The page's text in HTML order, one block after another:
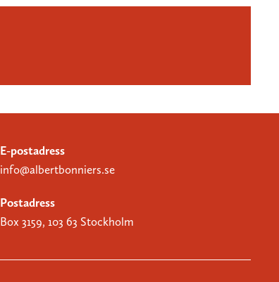
E-postadress
info@albertbonniers.se
Postadress
Box 3159, 103 63 Stockholm